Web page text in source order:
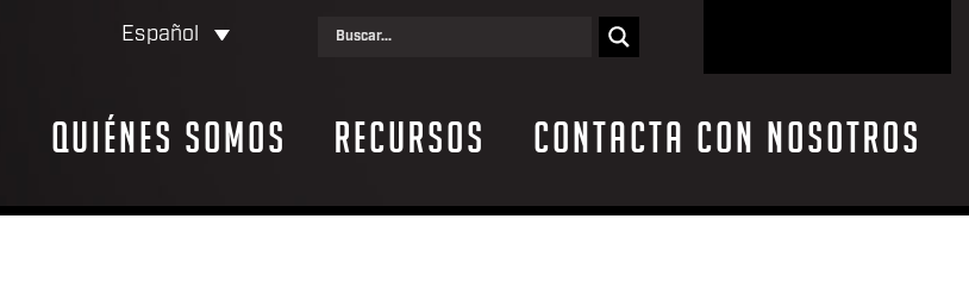
Español
Quiénes somos Recursos Contacta con nosotros